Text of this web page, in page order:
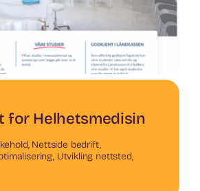
for Helhetsmedisin
, Nettside bedrift,
, Utvikling nettsted,